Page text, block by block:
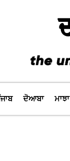
ਦੋਆਬਾ ਮਾਝਾ